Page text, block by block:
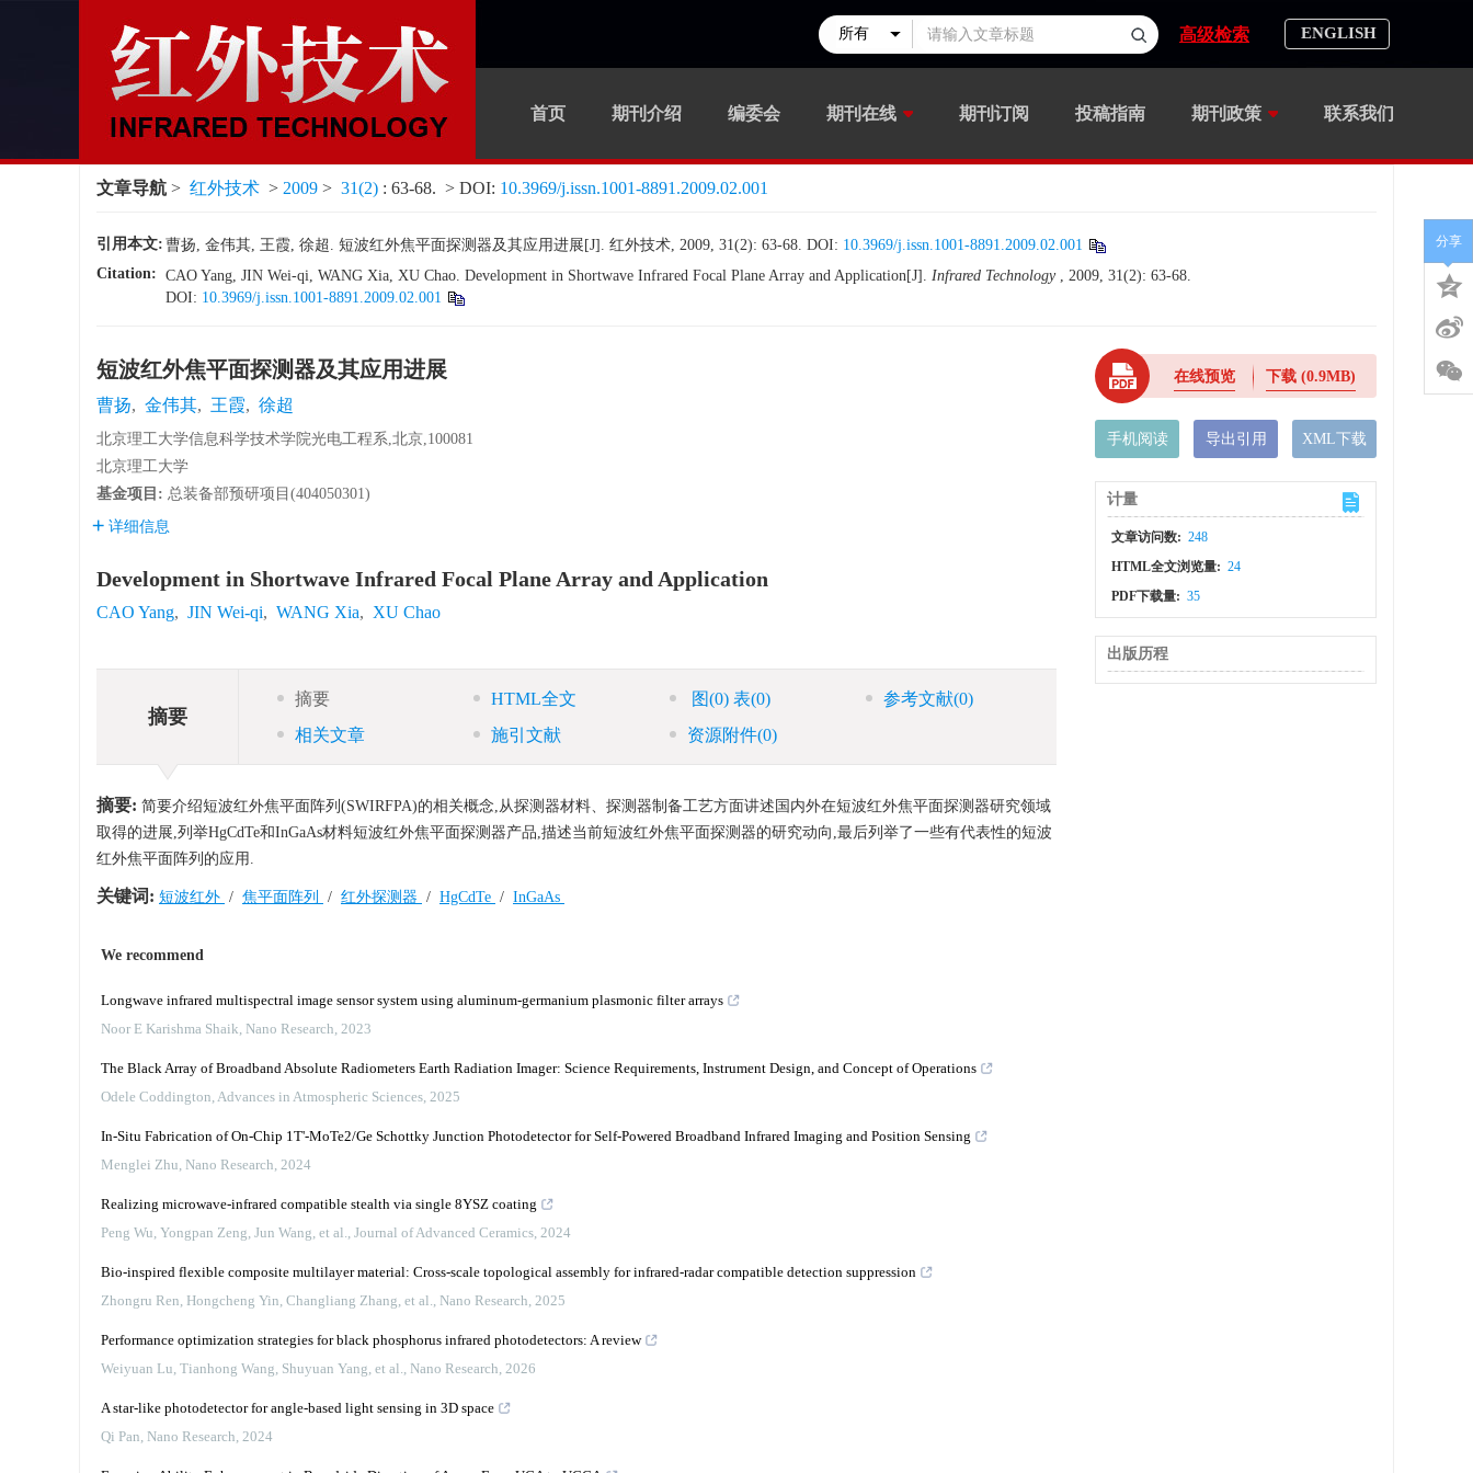
高级检索 ENGLISH
首页 期刊介绍 编委会 期刊在线 期刊订阅 投稿指南 期刊政策 联系我们
文章导航 > 红外技术 > 2009 > 31(2) : 63-68. > DOI: 10.3969/j.issn.1001-8891.2009.02.001
引用本文: 曹扬, 金伟其, 王霞, 徐超. 短波红外焦平面探测器及其应用进展[J]. 红外技术, 2009, 31(2): 63-68. DOI: 10.3969/j.issn.1001-8891.2009.02.001
Citation: CAO Yang, JIN Wei-qi, WANG Xia, XU Chao. Development in Shortwave Infrared Focal Plane Array and Application[J]. Infrared Technology , 2009, 31(2): 63-68.
DOI: 10.3969/j.issn.1001-8891.2009.02.001
短波红外焦平面探测器及其应用进展
曹扬, 金伟其, 王霞, 徐超
北京理工大学信息科学技术学院光电工程系,北京,100081
北京理工大学
基金项目: 总装备部预研项目(404050301)
详细信息
Development in Shortwave Infrared Focal Plane Array and Application
CAO Yang, JIN Wei-qi, WANG Xia, XU Chao
摘要
摘要 HTML全文 图(0) 表(0) 参考文献(0)
相关文章
施引文献 资源附件(0)
摘要: 简要介绍短波红外焦平面阵列(SWIRFPA)的相关概念,从探测器材料、探测器制备工艺方面讲述国内外在短波红外焦平面探测器研究领域
取得的进展,列举HgCdTe和InGaAs材料短波红外焦平面探测器产品,描述当前短波红外焦平面探测器的研究动向,最后列举了一些有代表性的短波
红外焦平面阵列的应用.
关键词: 短波红外 / 焦平面阵列 / 红外探测器 / HgCdTe / InGaAs
We recommend
Longwave infrared multispectral image sensor system using aluminum-germanium plasmonic filter arrays
Noor E Karishma Shaik, Nano Research, 2023
The Black Array of Broadband Absolute Radiometers Earth Radiation Imager: Science Requirements, Instrument Design, and Concept of Operations
Odele Coddington, Advances in Atmospheric Sciences, 2025
In-Situ Fabrication of On-Chip 1T'-MoTe2/Ge Schottky Junction Photodetector for Self-Powered Broadband Infrared Imaging and Position Sensing
Menglei Zhu, Nano Research, 2024
Realizing microwave-infrared compatible stealth via single 8YSZ coating
Peng Wu, Yongpan Zeng, Jun Wang, et al., Journal of Advanced Ceramics, 2024
Bio-inspired flexible composite multilayer material: Cross-scale topological assembly for infrared-radar compatible detection suppression
Zhongru Ren, Hongcheng Yin, Changliang Zhang, et al., Nano Research, 2025
Performance optimization strategies for black phosphorus infrared photodetectors: A review
Weiyuan Lu, Tianhong Wang, Shuyuan Yang, et al., Nano Research, 2026
A star-like photodetector for angle-based light sensing in 3D space
Qi Pan, Nano Research, 2024
在线预览 下载(0.9MB)
手机阅读 导出引用 XML下载
计量
文章访问数: 248
HTML全文浏览量: 24
PDF下载量: 35
出版历程
分享